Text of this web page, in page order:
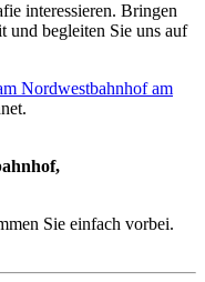
interessieren. Bringen
und begleiten Sie uns auf
Nordwestbahnhof am
Sie einfach vorbei.